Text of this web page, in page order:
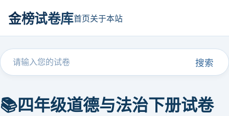
金榜试卷库首页关于本站
搜索
📚四年级道德与法治下册试卷